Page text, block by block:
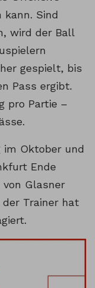
kann. Sind
wird der Ball
gespielt, bis
Pass ergibt.
pro Partie –
im Oktober und
Ende
von Glasner
Trainer hat